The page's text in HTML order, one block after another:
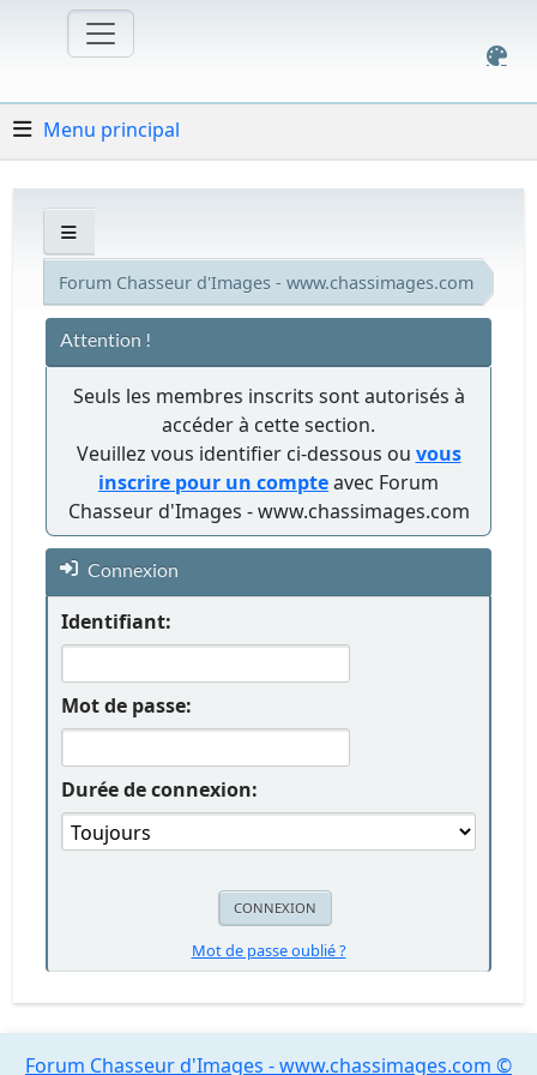
Menu principal
Forum Chasseur d'Images - www.chassimages.com
Attention !
Seuls les membres inscrits sont autorisés à
accéder à cette section.
Veuillez vous identifier ci-dessous ou vous
inscrire pour un compteavec Forum
Chasseur d'Images - www.chassimages.com
Connexion
Identifiant:
Mot de passe:
Durée de connexion:
Mot de passe oublié ?
Forum Chasseur d'Images - www.chassimages.com ©